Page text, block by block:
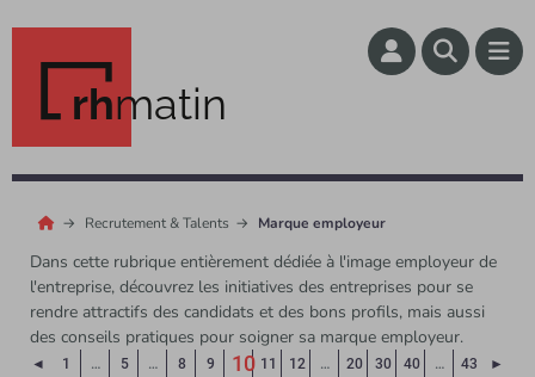
rhmatin
Recrutement & Talents Marque employeur
Dans cette rubrique entièrement dédiée à l'image employeur de
l'entreprise, découvrez les initiatives des entreprises pour se
rendre attractifs des candidats et des bons profils, mais aussi
des conseils pratiques pour soigner sa marque employeur.
◄ Page précédente
1 … 5 … 8 9
10 11 12 … 20 30 40 … 43 ►